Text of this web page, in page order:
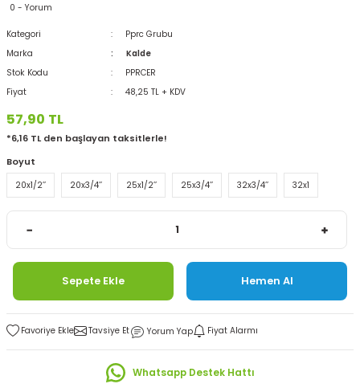
0 - Yorum
Kategori
Pprc Grubu
Marka
Kalde
Stok Kodu
PPRCER
Fiyat
48,25 TL + KDV
57,90 TL
*6,16 TL den başlayan taksitlerle!
Boyut
20x1/2’’ 20x3/4’’ 25x1/2’’ 25x3/4’’ 32x3/4’’ 32x1
Sepete Ekle Hemen Al
Tavsiye Et Yorum Yap Fiyat Alarmı
Whatsapp Destek Hattı